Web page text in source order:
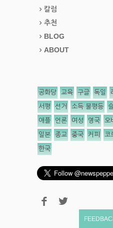
칼럼
추천
BLOG
ABOUT
공화당 교육 구글 독일
서평 선거 소득 불평등
애플 언론 여성 영국 오
일본 종교 중국 커피 코
한국